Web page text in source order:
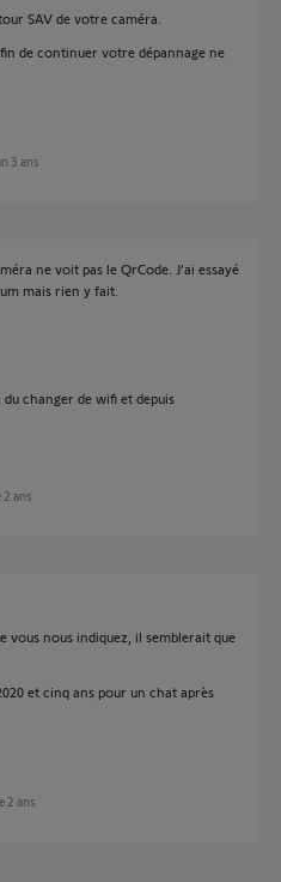
SAV de votre caméra.
de continuer votre dépannage ne
3 ans
ne voit pas le QrCode. J’ai essayé
mais rien y fait.
changer de wifi et depuis
2 ans
vous nous indiquez, il semblerait que
et cinq ans pour un chat après
2 ans